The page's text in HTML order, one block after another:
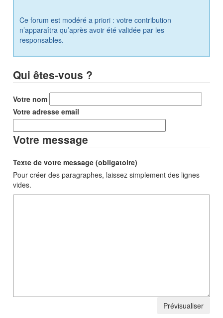
Ce forum est modéré a priori : votre contribution
n’apparaîtra qu’après avoir été validée par les
responsables.
Qui êtes-vous ?
Votre nom
Votre adresse email
Votre message
Texte de votre message (obligatoire)
Pour créer des paragraphes, laissez simplement des lignes
vides.